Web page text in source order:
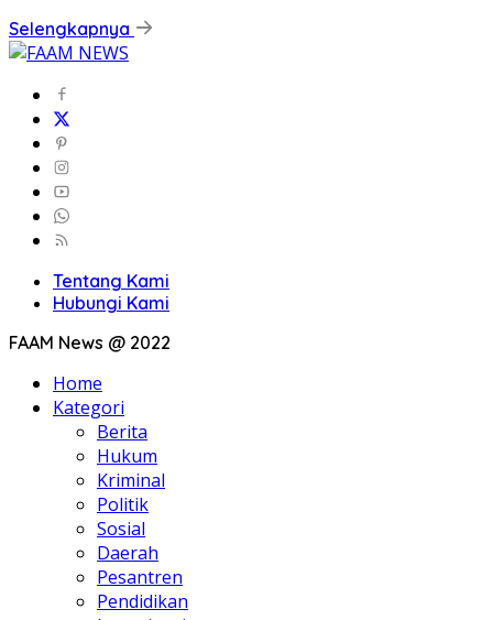
Selengkapnya
Tentang Kami
Hubungi Kami
FAAM News @ 2022
Home
Kategori
Berita
Hukum
Kriminal
Politik
Sosial
Daerah
Pesantren
Pendidikan